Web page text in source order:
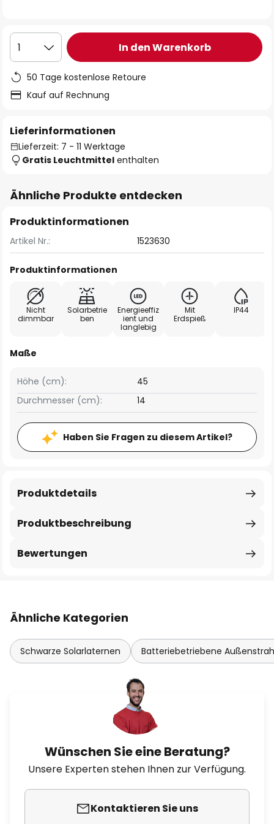
1 In den Warenkorb
50 Tage kostenlose Retoure
Kauf auf Rechnung
Lieferinformationen
Lieferzeit: 7 - 11 Werktage
Gratis Leuchtmittel enthalten
Ähnliche Produkte entdecken
Produktinformationen
Artikel Nr.: 1523630
Produktinformationen
Nicht
dimmbar
Solarbetrie
ben
Energieeffiz
ient und
langlebig
Mit
Erdspieß
IP44
Maße
Höhe (cm):
45
Durchmesser (cm):
14
Haben Sie Fragen zu diesem Artikel?
Produktbeschreibung
Produktdetails
Bewertungen
Ähnliche Kategorien
Schwarze Solarlaternen Batteriebetriebene
Wünschen Sie eine Beratung?
Unsere Experten stehen Ihnen zur Verfügung.
Kontaktieren Sie uns